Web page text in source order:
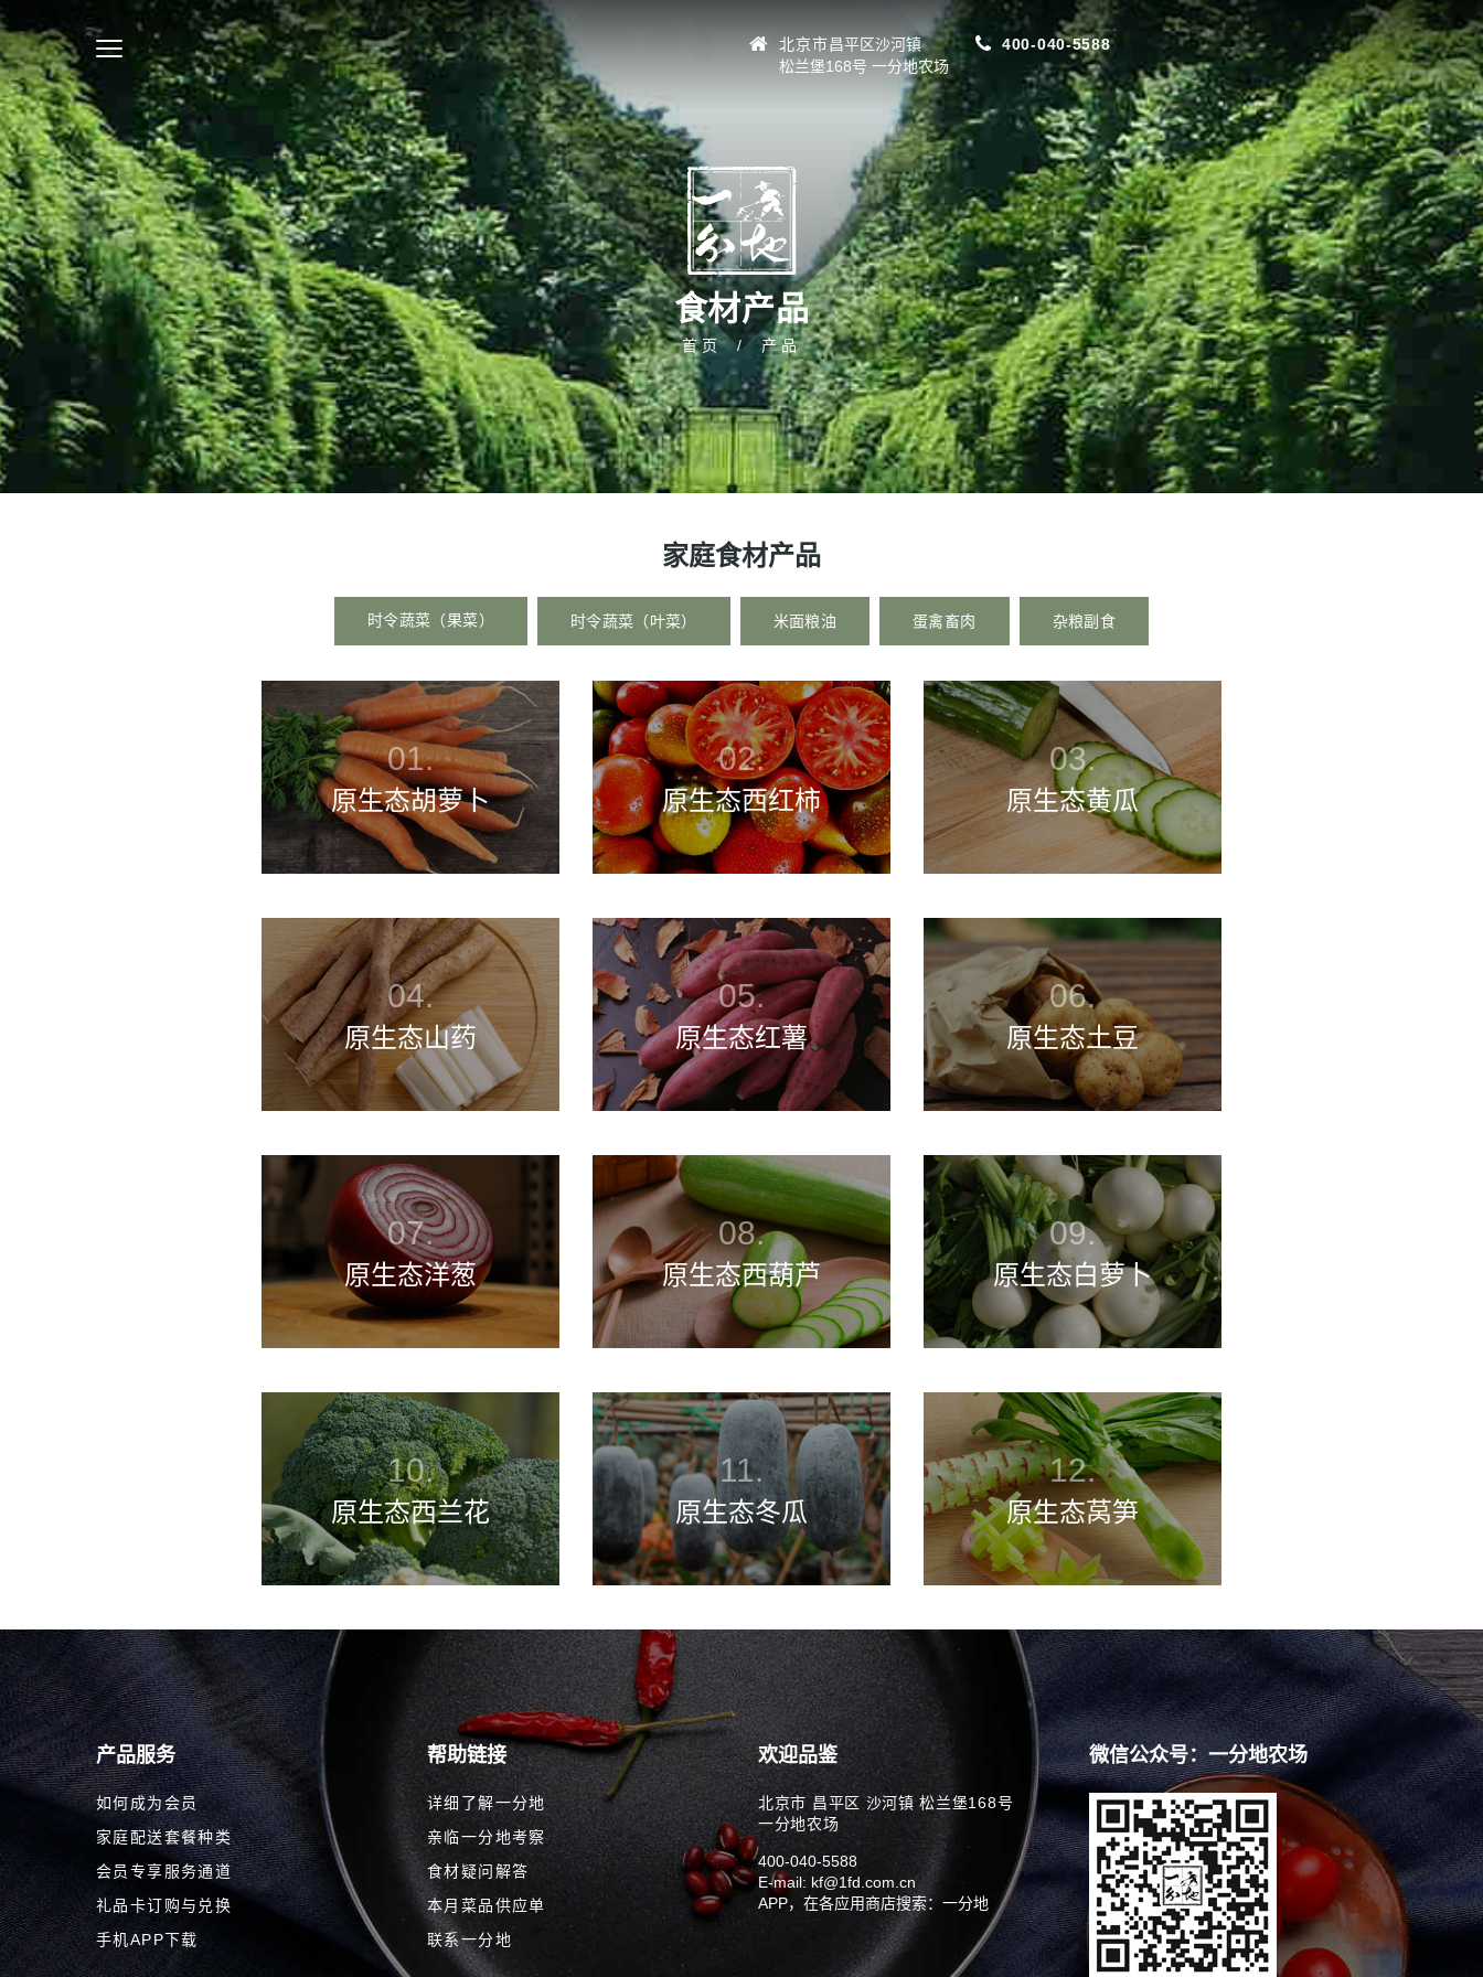
北京市昌平区沙河镇
松兰堡168号 一分地农场
400-040-5588
食材产品
首页 产品
家庭食材产品
时令蔬菜（果菜） 时令蔬菜（叶菜） 米面粮油 蛋禽畜肉 杂粮副食
原生态胡萝卜 原生态西红柿 原生态黄瓜
原生态山药 原生态红薯 原生态土豆
原生态洋葱 原生态西葫芦 原生态白萝卜
原生态西兰花 原生态冬瓜 原生态莴笋
产品服务
如何成为会员
家庭配送套餐种类
会员专享服务通道
礼品卡订购与兑换
手机APP下载
帮助链接
详细了解一分地
亲临一分地考察
食材疑问解答
本月菜品供应单
联系一分地
欢迎品鉴
北京市 昌平区 沙河镇 松兰堡168号
一分地农场
400-040-5588
E-mail: kf@1fd.com.cn
APP，在各应用商店搜索：一分地
微信公众号：一分地农场